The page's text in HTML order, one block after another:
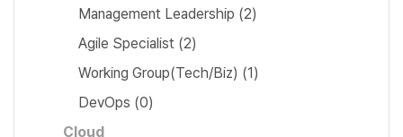
Management Leadership (2)
Agile Specialist (2)
Working Group(Tech/Biz) (1)
DevOps (0)
Cloud